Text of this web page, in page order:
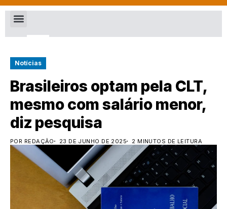
Notícias
Brasileiros optam pela CLT,
mesmo com salário menor,
diz pesquisa
POR REDAÇÃO 23 DE JUNHO DE 2025 2 MINUTOS DE LEITURA